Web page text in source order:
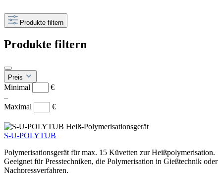
Produkte filtern
Produkte filtern
Preis
Minimal
€
–
Maximal
€
S-U-POLYTUB
Polymerisationsgerät für max. 15 Küvetten zur Heißpolymerisation.
Geeignet für Presstechniken, die Polymerisation in Gießtechnik oder
Nachpressverfahren.